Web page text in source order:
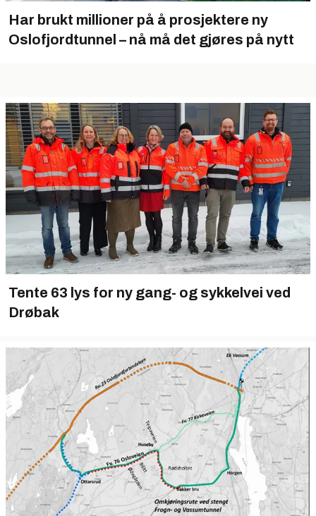
Har brukt millioner på å prosjektere ny
Oslofjordtunnel – nå må det gjøres på nytt
Tente 63 lys for ny gang- og sykkelvei ved
Drøbak